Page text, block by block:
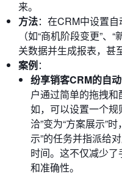
来。
方法：在CRM中设置
（如“商机阶段变更”、
关数据并生成报表，甚
案例：
纷享销客CRM的自
户通过简单的拖拽
如，可以设置一个规
洽”变为“方案展示”
示”的任务并指派给
时间。这不仅减少
和准确性。